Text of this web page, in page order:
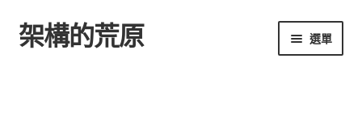
跳
至
跳
至
架構的荒原 選單